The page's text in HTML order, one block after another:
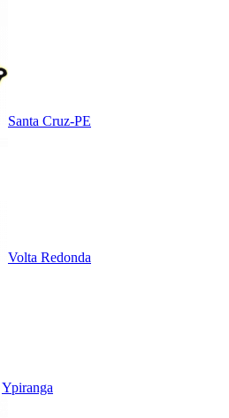
Santa Cruz-PE
Volta Redonda
Ypiranga